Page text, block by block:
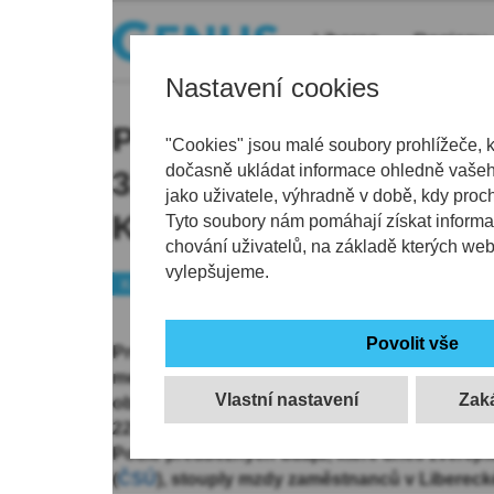
Nastavení cookies
"Cookies" jsou malé soubory prohlížeče,
dočasně ukládat informace ohledně
jako uživatele, výhradně v době, kdy
Tyto soubory nám pomáhají získat
chování uživatelů, na základě kterých
vylepšujeme.
Vlastní nastavení
Liberec Regiony
Průměrná mzda v
3.čtvrtletí stoupla o 5,4%
Kč. V celé ČR vzrostla
Kraj Peníze
Průměrná mzda v Libereckém kraji v
meziročně o 5,4 procenta na 43.349 korun.
obdobím loňského roku přibylo
2217 korun. Po započtení inflace výdělek
Podle předběžných údajů, které dnes
(ČSÚ ), stouply mzdy zaměstnanců v